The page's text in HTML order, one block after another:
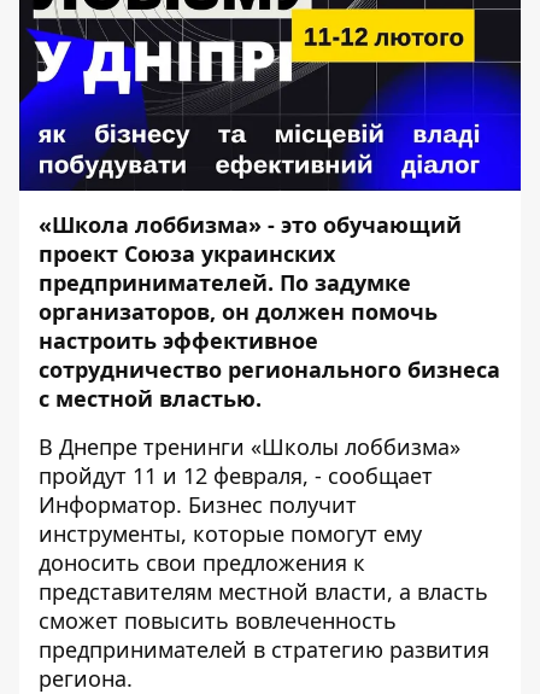
«Школа лоббизма» - это обучающий
проект Союза украинских
предпринимателей. По задумке
организаторов, он должен помочь
настроить эффективное
сотрудничество регионального бизнеса
с местной властью.
В Днепре тренинги «Школы лоббизма»
пройдут 11 и 12 февраля, - сообщает
Информатор. Бизнес получит
инструменты, которые помогут ему
доносить свои предложения к
представителям местной власти, а власть
сможет повысить вовлеченность
предпринимателей в стратегию развития
региона.